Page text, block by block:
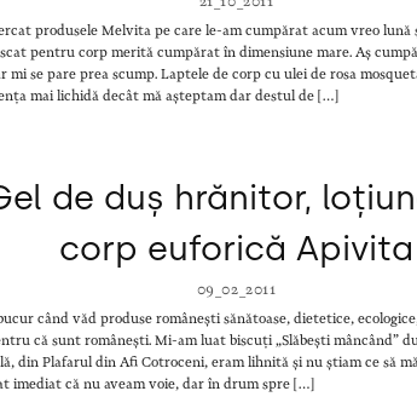
produsele Melvita pe care le-am cumpărat acum vreo lună
pentru corp merită cumpărat în dimensiune mare. Aș
mi se pare prea scump. Laptele de corp cu ulei de rosa
mai lichidă decât mă așteptam dar destul de […]
de duș hrănitor,
corp euforică Apivita
09_02_2011
când văd produse românești sănătoase, dietetice,
că sunt românești. Mi-am luat biscuți „Slăbești mâncând”
din Plafarul din Afi Cotroceni, eram lihnită și nu știam ce să
imediat că nu aveam voie, dar în drum spre […]